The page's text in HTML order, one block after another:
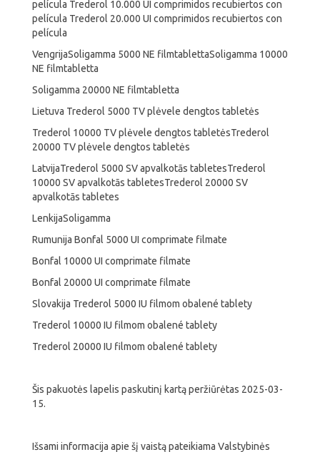
película Trederol 10.000 UI comprimidos recubiertos con
película Trederol 20.000 UI comprimidos recubiertos con
película
VengrijaSoligamma 5000 NE filmtablettaSoligamma 10000
NE filmtabletta
Soligamma 20000 NE filmtabletta
Lietuva Trederol 5000 TV plėvele dengtos tabletės
Trederol 10000 TV plėvele dengtos tabletėsTrederol
20000 TV plėvele dengtos tabletės
LatvijaTrederol 5000 SV apvalkotās tabletesTrederol
10000 SV apvalkotās tabletesTrederol 20000 SV
apvalkotās tabletes
LenkijaSoligamma
Rumunija Bonfal 5000 UI comprimate filmate
Bonfal 10000 UI comprimate filmate
Bonfal 20000 UI comprimate filmate
Slovakija Trederol 5000 IU filmom obalené tablety
Trederol 10000 IU filmom obalené tablety
Trederol 20000 IU filmom obalené tablety
Šis pakuotės lapelis paskutinį kartą peržiūrėtas 2025-03-
15.
Išsami informacija apie šį vaistą pateikiama Valstybinės